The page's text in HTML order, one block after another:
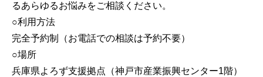
るあらゆるお悩みをご相談ください。
○利用方法
完全予約制（お電話での相談は予約不要）
○場所
兵庫県よろず支援拠点（神戸市産業振興センター1階）